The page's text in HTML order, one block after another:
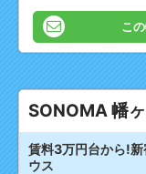
こ
SONOMA 幡
賃料3万円台から!
ウス